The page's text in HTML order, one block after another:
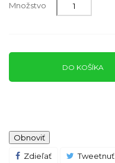
Množstvo
DO KOŠÍKA
Zdieľať Tweetnuť